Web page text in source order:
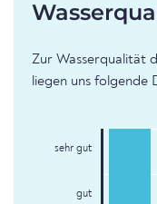
Zur Wasserqualität
liegen uns folgende
sehr gut
gut